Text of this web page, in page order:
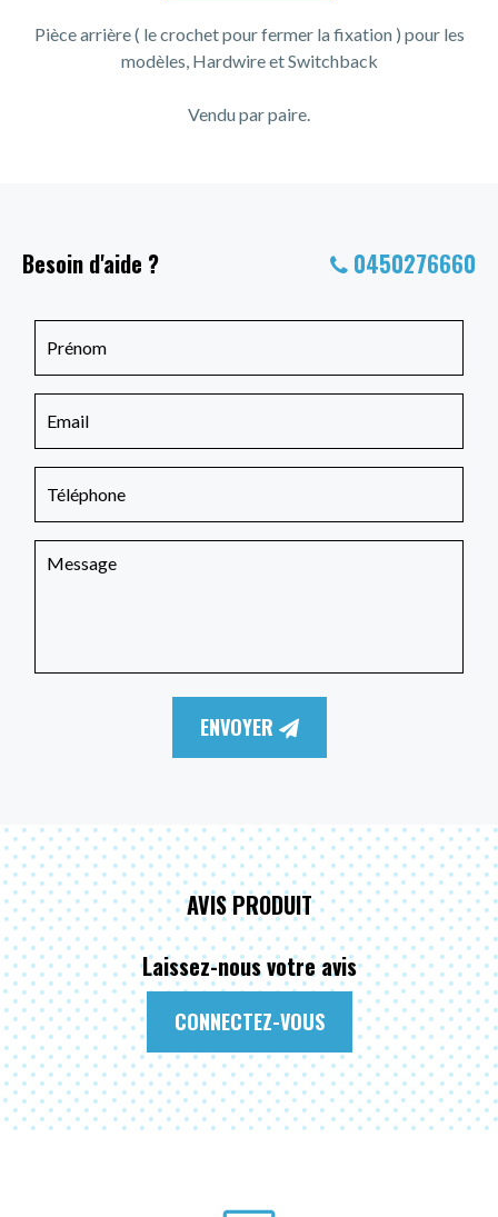
Pièce arrière ( le crochet pour fermer la fixation ) pour les
modèles, Hardwire et Switchback
Vendu par paire.
Besoin d'aide ? 0450276660
ENVOYER
AVIS PRODUIT
Laissez-nous votre avis
CONNECTEZ-VOUS